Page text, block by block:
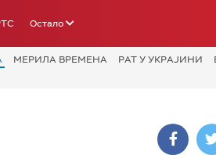
Остало
МЕРИЛА ВРЕМЕНА РАТ У УКРАЈИНИ